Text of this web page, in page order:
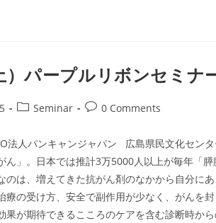
）パープルリボンセミナ
PostSeminar
Post0 Comments
人パンキャンジャパン 広島県民文化セン
ん」。日本では推計3万5000人以上が毎年「
のは、増えてきた抗がん剤のなかから自分に
療の受け方、安全で副作用が少なく、がんを
果が期待できるこころのケアを含む診断時か